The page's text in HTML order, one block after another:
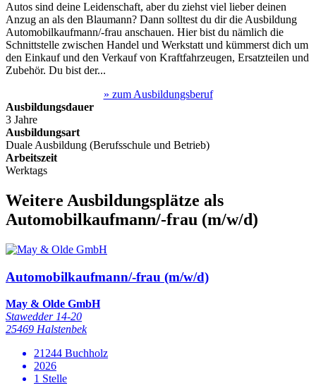
Autos sind deine Leidenschaft, aber du ziehst viel lieber deinen
Anzug an als den Blaumann? Dann solltest du dir die Ausbildung
Automobilkaufmann/-frau anschauen. Hier bist du nämlich die
Schnittstelle zwischen Handel und Werkstatt und kümmerst dich um
den Einkauf und den Verkauf von Kraftfahrzeugen, Ersatzteilen und
Zubehör. Du bist der...
» zum Ausbildungsberuf
Ausbildungsdauer
3 Jahre
Ausbildungsart
Duale Ausbildung (Berufsschule und Betrieb)
Arbeitszeit
Werktags
Weitere Ausbildungsplätze als
Automobilkaufmann/-frau (m/w/d)
Automobilkaufmann/-frau (m/w/d)
May & Olde GmbH
Stawedder 14-20
25469 Halstenbek
21244 Buchholz
2026
1 Stelle